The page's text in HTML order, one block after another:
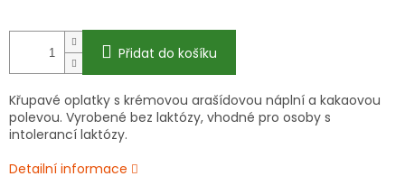
Přidat do košíku
Křupavé oplatky s krémovou arašídovou náplní a kakaovou
polevou. Vyrobené bez laktózy, vhodné pro osoby s
intolerancí laktózy.
Detailní informace